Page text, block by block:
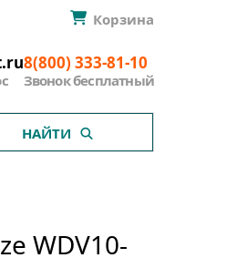
Корзина
8(800) 333-81-10
Звонок бесплатный
НАЙТИ
WDV10-